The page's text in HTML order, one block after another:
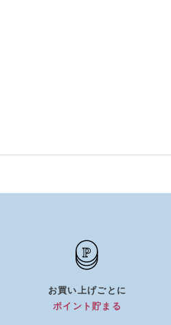
お買い上げごとに
ポイント貯まる